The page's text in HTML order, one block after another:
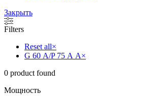
Закрыть
Filters
Reset all×
G 60 А/P 75 А А×
0 product found
Мощность